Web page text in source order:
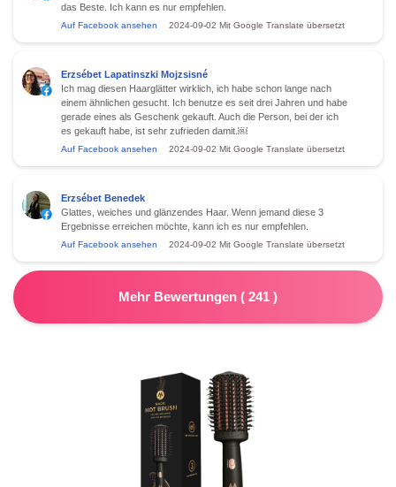
das Beste. Ich kann es nur empfehlen.
Auf Facebook ansehen 2024-09-02 Mit Google Translate übersetzt
Erzsébet Lapatinszki Mojzsisné
Ich mag diesen Haarglätter wirklich, ich habe schon lange nach
einem ähnlichen gesucht. Ich benutze es seit drei Jahren und habe
gerade eines als Geschenk gekauft. Auch die Person, bei der ich
es gekauft habe, ist sehr zufrieden damit.￼
Auf Facebook ansehen 2024-09-02 Mit Google Translate übersetzt
Erzsébet Benedek
Glattes, weiches und glänzendes Haar. Wenn jemand diese 3
Ergebnisse erreichen möchte, kann ich es nur empfehlen.
Auf Facebook ansehen 2024-09-02 Mit Google Translate übersetzt
Mehr Bewertungen ( 241 )